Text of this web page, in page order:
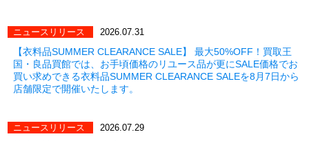
ニュースリリース 2026.07.31
【衣料品SUMMER CLEARANCE SALE】 最大50%OFF！買取王
国・良品買館では、お手頃価格のリユース品が更にSALE価格でお
買い求めできる衣料品SUMMER CLEARANCE SALEを8月7日から
店舗限定で開催いたします。
ニュースリリース 2026.07.29